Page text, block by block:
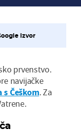
izvor
prvenstvo.
navijačke
Češkom. Za